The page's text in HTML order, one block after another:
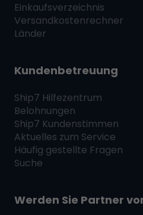
Einkaufsverzeichnis
Versandkostenrechner
Länder
Kundenbetreuung
Ship7 Hilfezentrum
Belohnungen
Ship7 Kundenstimmen
Aktuelles zum Service
Häufig gestellte Fragen
Suche
Werden Sie Partner